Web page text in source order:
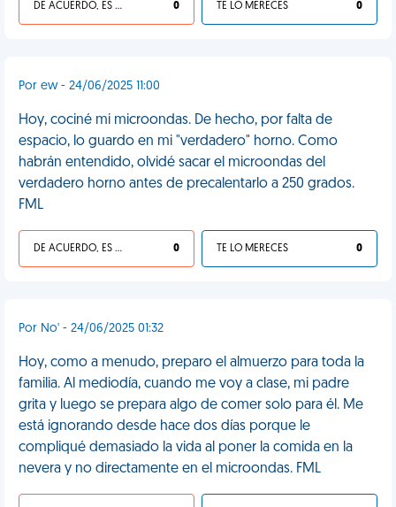
DE ACUERDO, ES UNA VIDA HP 0 TE LO MERECES 0
Por ew - 24/06/2025 11:00
Hoy, cociné mi microondas. De hecho, por falta de
espacio, lo guardo en mi "verdadero" horno. Como
habrán entendido, olvidé sacar el microondas del
verdadero horno antes de precalentarlo a 250 grados.
FML
DE ACUERDO, ES UNA VIDA HP 0 TE LO MERECES 0
Por No' - 24/06/2025 01:32
Hoy, como a menudo, preparo el almuerzo para toda la
familia. Al mediodía, cuando me voy a clase, mi padre
grita y luego se prepara algo de comer solo para él. Me
está ignorando desde hace dos días porque le
compliqué demasiado la vida al poner la comida en la
nevera y no directamente en el microondas. FML